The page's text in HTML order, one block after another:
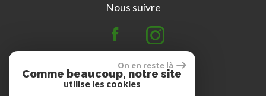
Nous suivre
Se connecter
Espace propriétaires
On en reste là
Comme beaucoup, notre site
utilise les cookies